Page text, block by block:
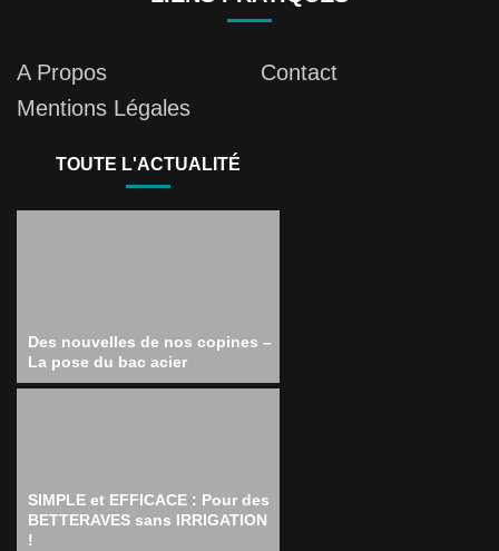
A Propos
Contact
Mentions Légales
TOUTE L'ACTUALITÉ
Des nouvelles de nos copines –
La pose du bac acier
SIMPLE et EFFICACE : Pour des
BETTERAVES sans IRRIGATION
!